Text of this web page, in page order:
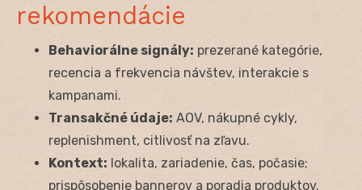
rekomendácie
Behaviorálne signály: prezerané kategórie,
recencia a frekvencia návštev, interakcie s
kampanami.
Transakčné údaje: AOV, nákupné cykly,
replenishment, citlivosť na zľavu.
Kontext: lokalita, zariadenie, čas, počasie;
prispôsobenie bannerov a poradia produktov.